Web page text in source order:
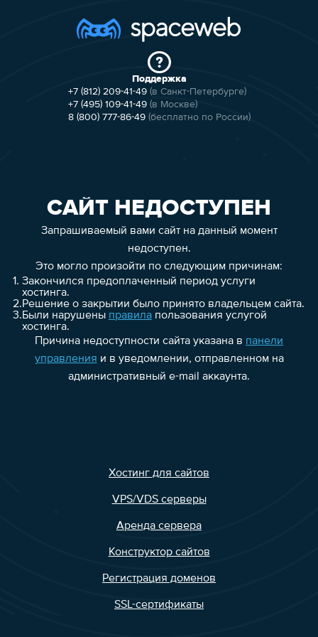
Поддержка
+7 (812) 209-41-49 (в Санкт-Петербурге)
+7 (495) 109-41-49 (в Москве)
8 (800) 777-86-49 (бесплатно по России)
САЙТ НЕДОСТУПЕН
Запрашиваемый вами сайт на данный момент
недоступен.
Это могло произойти по следующим причинам:
1. Закончился предоплаченный период услуги
хостинга.
2.Решение о закрытии было принято владельцем сайта.
3.Были нарушены правилапользования услугой
хостинга.
Причина недоступности сайта указана в панели
управления и в уведомлении, отправленном на
административный e-mail аккаунта.
Хостинг для сайтов
VPS/VDS серверы
Аренда сервера
Конструктор сайтов
Регистрация доменов
SSL-сертификаты